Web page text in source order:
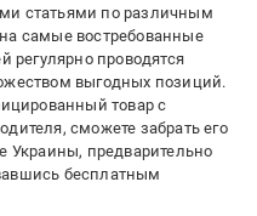
статьями по различным
самые востребованные
регулярно проводятся
выгодных позиций.
товар с
сможете забрать его
Украины, предварительно
бесплатным